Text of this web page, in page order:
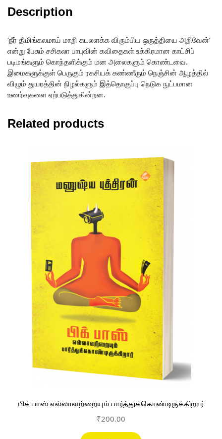
Description
‘நீர் திமிங்கலமாய் மாறி கடலளக்க விரும்பிய ஒருத்தியை அறிவேன்’
என்று பேசும் சசிகலா பாபுவின் கவிதைகள் உக்கிரமான காட்சிப்
படிமங்களும் கொந்தளிக்கும் மன அலைகளும் கொண்டவை.
இமைகளுக்குள் பெருகும் ரகசியக் கண்ணீரும் நெஞ்சின் ஆழத்தில்
விழும் துயரத்தின் நிழல்களும் இத்தொகுப்பு நெடுக நுட்பமான
உணர்வுகளை ஏற்படுத்துகின்றன.
Related products
பிக் பாஸ் எல்லாவற்றையும் பார்த்துக்கொண்டிருக்கிறார்
₹200.00